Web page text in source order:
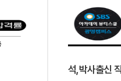
석,박사출신